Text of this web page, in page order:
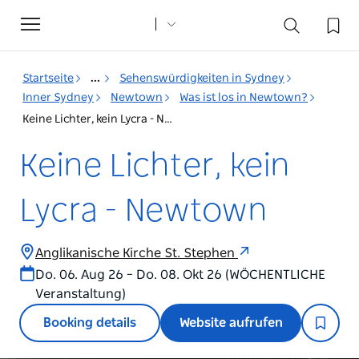
Toggle
navigation
Startseite ...
Sehenswürdigkeiten in Sydney
Inner Sydney
Newtown
Was ist los in Newtown?
Keine Lichter, kein Lycra - Newtown
Keine Lichter, kein
Lycra - Newtown
Anglikanische Kirche St. Stephen
Do. 06. Aug 26 – Do. 08. Okt 26 (WÖCHENTLICHE
Veranstaltung)
Booking details Website aufrufen